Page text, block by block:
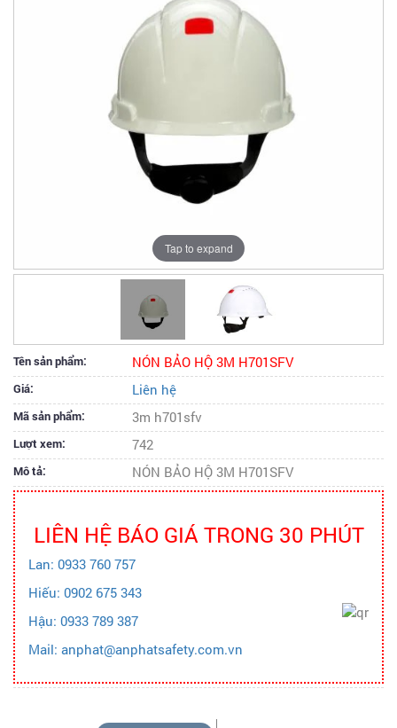
Tap to expand
Tên sản phẩm: NÓN BẢO HỘ 3M H701SFV
Giá: Liên hệ
Mã sản phẩm: 3m h701sfv
Lượt xem: 742
Mô tả: NÓN BẢO HỘ 3M H701SFV
LIÊN HỆ BÁO GIÁ TRONG 30 PHÚT
Lan: 0933 760 757
Hiếu: 0902 675 343
Hậu: 0933 789 387
Mail: anphat@anphatsafety.com.vn